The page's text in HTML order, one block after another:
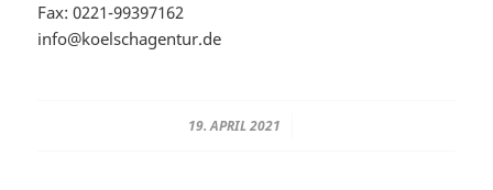
Fax: 0221-99397162
info@koelschagentur.de
19. APRIL 2021
/